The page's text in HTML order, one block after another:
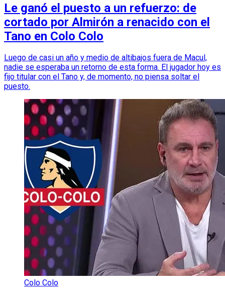
Le ganó el puesto a un refuerzo: de
cortado por Almirón a renacido con el
Tano en Colo Colo
Luego de casi un año y medio de altibajos fuera de Macul,
nadie se esperaba un retorno de esta forma. El jugador hoy es
fijo titular con el Tano y, de momento, no piensa soltar el
puesto.
Colo Colo